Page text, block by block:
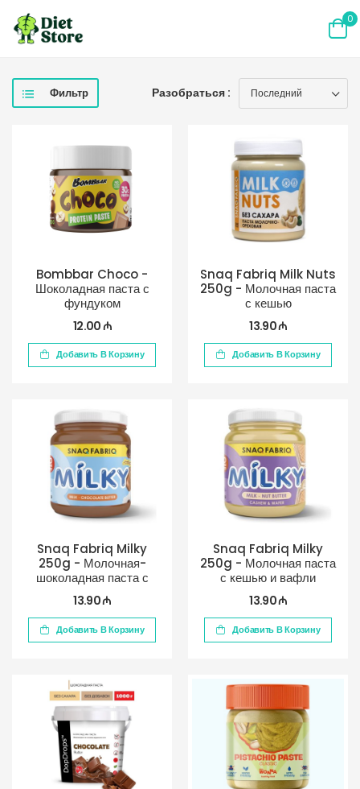
0
Фильтр Разобраться :
Bombbar Choco -
Шоколадная паста с
фундуком
12.00 ₼
Добавить В Корзину
Snaq Fabriq Milk Nuts
250g - Молочная паста
с кешью
13.90 ₼
Добавить В Корзину
Snaq Fabriq Milky
250g - Молочная-
шоколадная паста с
шариками
13.90 ₼
Добавить В Корзину
Snaq Fabriq Milky
250g - Молочная паста
с кешью и вафли
13.90 ₼
Добавить В Корзину